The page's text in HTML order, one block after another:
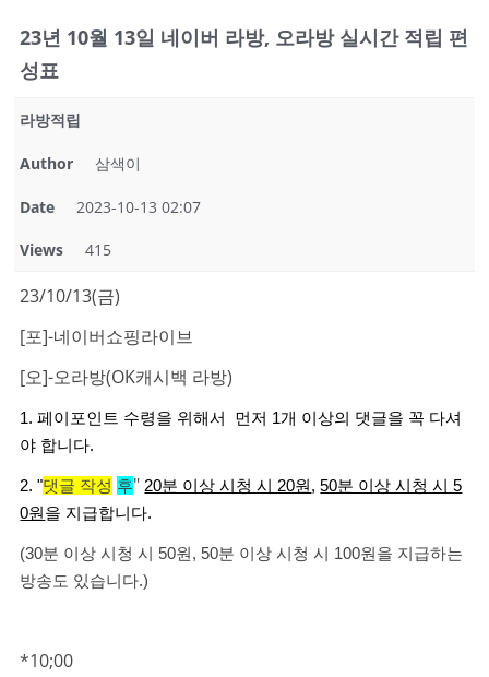
23년 10월 13일 네이버 라방, 오라방 실시간 적립 편
성표
라방적립
Author 삼색이
Date 2023-10-13 02:07
Views 415
23/10/13(금)
[포]-네이버쇼핑라이브
[오]-오라방(OK캐시백 라방)
1. 페이포인트 수령을 위해서 먼저 1개 이상의 댓글을 꼭 다셔
야 합니다.
2. "댓글 작성 후" 20분 이상 시청 시 20원,50분 이상 시청 시 5
0원을 지급합니다.
(30분 이상 시청 시 50원, 50분 이상 시청 시 100원을 지급하는
방송도 있습니다.)
*10;00